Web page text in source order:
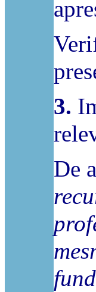
3.
De